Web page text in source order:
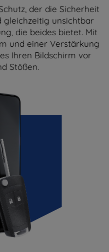
der die Sicherheit
gleichzeitig unsichtbar
die beides bietet. Mit
und einer Verstärkung
Ihren Bildschirm vor
Stößen.